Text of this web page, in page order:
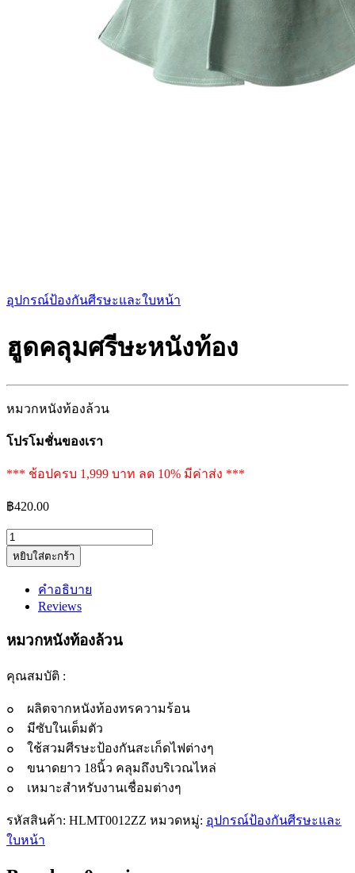
อุปกรณ์ป้องกันศีรษะและใบหน้า
ฮูดคลุมศรีษะหนังท้อง
หมวกหนังท้องล้วน
โปรโมชั่นของเรา
*** ช้อปครบ 1,999 บาท ลด 10% มีค่าส่ง ***
฿420.00
ฮูด
คลุม
quantity
หยิบใส่ตะกร้า
คำอธิบาย
Reviews
หมวกหนังท้องล้วน
คุณสมบัติ :
๐ ผลิตจากหนังท้องทรความร้อน
๐ มีซับในเต็มตัว
๐ ใช้สวมศีรษะป้องกันสะเก็ดไฟต่างๆ
๐ ขนาดยาว 18นิ้ว คลุมถึงบริเวณไหล่
๐ เหมาะสำหรับงานเชื่อมต่างๆ
รหัสสินค้า: HLMT0012ZZ หมวดหมู่: อุปกรณ์ป้องกันศีรษะและ
ใบหน้า